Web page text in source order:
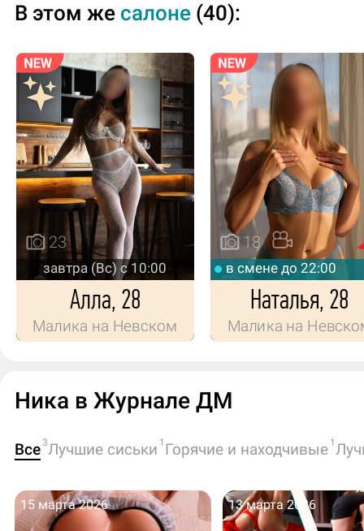
В этом же салоне (40):
завтра (Вс) с 10:00
Алла, 28
Малика на Невском
23
в смене до 22:00
Наталья, 28
Малика на
18
Ника в Журнале ДМ
Все3Лучшие сиськи 1 Горячие и находчивые 1
15 марта 2026 13 марта 2026